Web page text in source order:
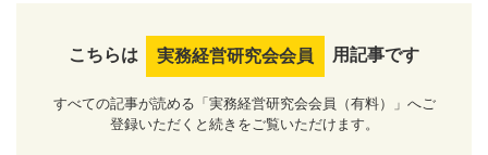
こちらは 実務経営研究会会員 用記事です
すべての記事が読める「実務経営研究会会員（有料）」へご
登録いただくと続きをご覧いただけます。